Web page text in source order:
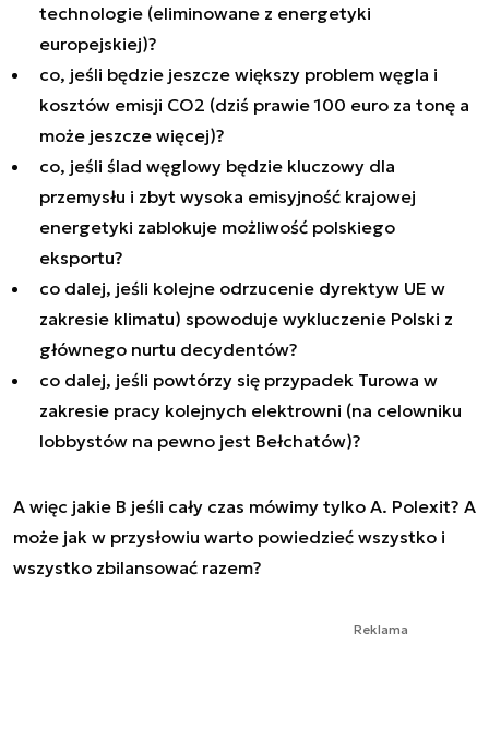
technologie (eliminowane z energetyki
europejskiej)?
co, jeśli będzie jeszcze większy problem węgla i
kosztów emisji CO2 (dziś prawie 100 euro za tonę a
może jeszcze więcej)?
co, jeśli ślad węglowy będzie kluczowy dla
przemysłu i zbyt wysoka emisyjność krajowej
energetyki zablokuje możliwość polskiego
eksportu?
co dalej, jeśli kolejne odrzucenie dyrektyw UE w
zakresie klimatu) spowoduje wykluczenie Polski z
głównego nurtu decydentów?
co dalej, jeśli powtórzy się przypadek Turowa w
zakresie pracy kolejnych elektrowni (na celowniku
lobbystów na pewno jest Bełchatów)?
A więc jakie B jeśli cały czas mówimy tylko A. Polexit? A
może jak w przysłowiu warto powiedzieć wszystko i
wszystko zbilansować razem?
Reklama